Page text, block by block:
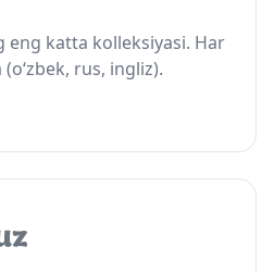
eng katta kolleksiyasi. Har
rus, ingliz).